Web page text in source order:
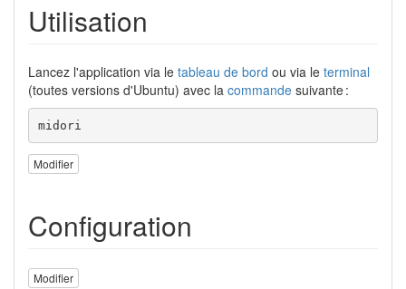
Utilisation
Lancez l'application via le tableau de bord ou via le terminal
(toutes versions d'Ubuntu) avec la commande suivante :
midori
Modifier
Configuration
Modifier